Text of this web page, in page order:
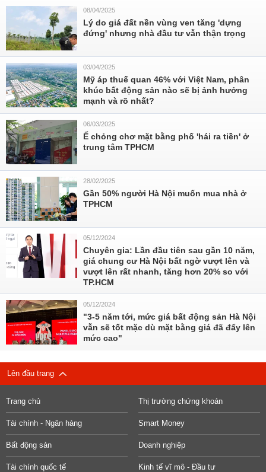
08/04/2025
Lý do giá đất nền vùng ven tăng 'dựng
đứng' nhưng nhà đầu tư vẫn thận trọng
03/04/2025
Mỹ áp thuế quan 46% với Việt Nam, phân
khúc bất động sản nào sẽ bị ảnh hưởng
mạnh và rõ nhất?
06/03/2025
Ế chỏng chơ mặt bằng phố 'hái ra tiền' ở
trung tâm TPHCM
28/02/2025
Gần 50% người Hà Nội muốn mua nhà ở
TPHCM
05/12/2024
Chuyên gia: Lần đầu tiên sau gần 10 năm,
giá chung cư Hà Nội bất ngờ vượt lên và
vượt lên rất nhanh, tăng hơn 20% so với
TP.HCM
05/12/2024
"3-5 năm tới, mức giá bất động sản Hà Nội
vẫn sẽ tốt mặc dù mặt bằng giá đã đẩy lên
mức cao"
Lên đầu trang
Trang chủ Thị trường chứng khoán
Tài chính - Ngân hàng Smart Money
Bất động sản Doanh nghiệp
Tài chính quốc tế Kinh tế vĩ mô - Đầu tư